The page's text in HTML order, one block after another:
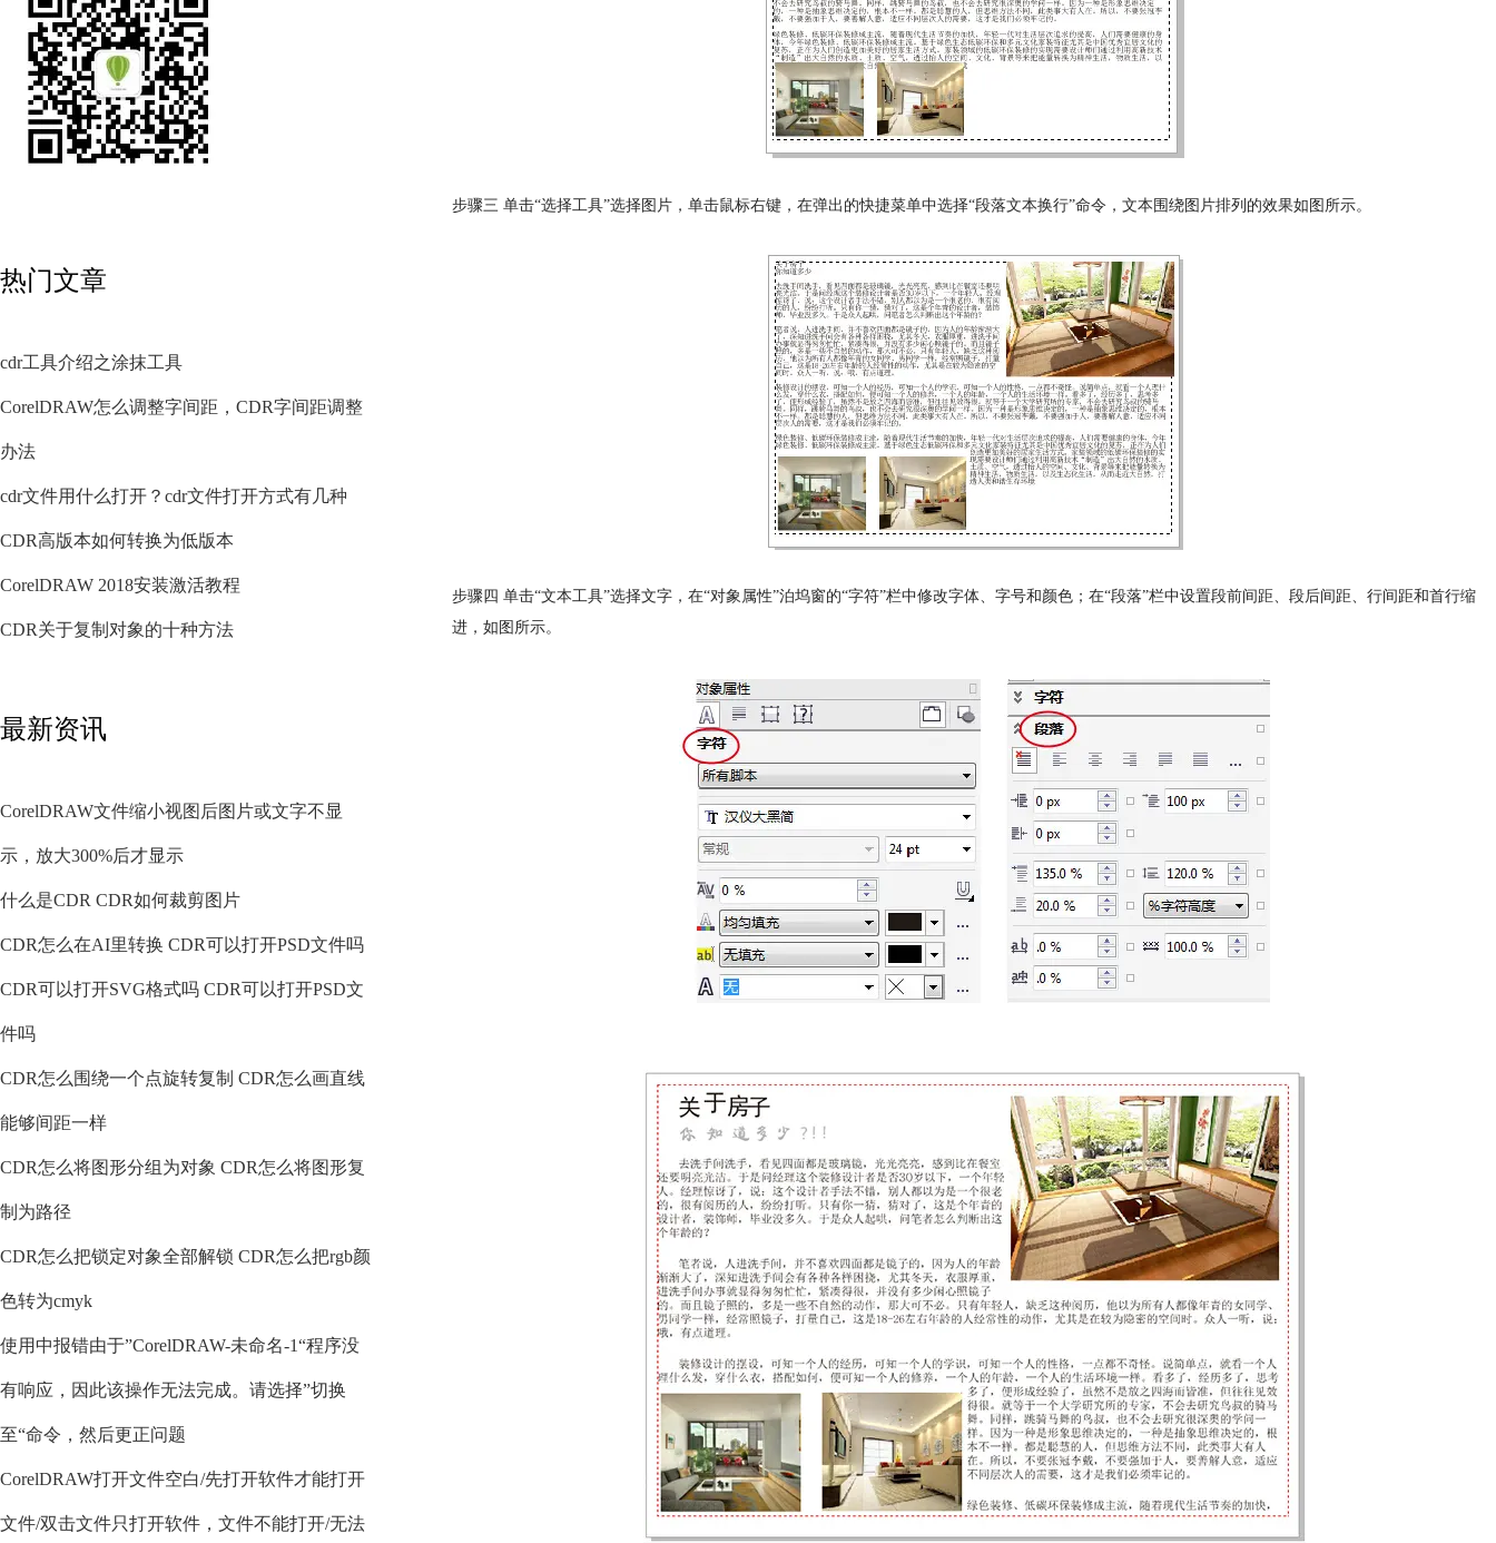
热门文章
cdr工具介绍之涂抹工具
CorelDRAW怎么调整字间距，CDR字间距调整
办法
cdr文件用什么打开？cdr文件打开方式有几种
CDR高版本如何转换为低版本
CorelDRAW 2018安装激活教程
CDR关于复制对象的十种方法
最新资讯
CorelDRAW文件缩小视图后图片或文字不显
示，放大300%后才显示
什么是CDR CDR如何裁剪图片
CDR怎么在AI里转换 CDR可以打开PSD文件吗
CDR可以打开SVG格式吗 CDR可以打开PSD文
件吗
CDR怎么围绕一个点旋转复制 CDR怎么画直线
能够间距一样
CDR怎么将图形分组为对象 CDR怎么将图形复
制为路径
CDR怎么把锁定对象全部解锁 CDR怎么把rgb颜
色转为cmyk
使用中报错由于”CorelDRAW-未命名-1“程序没
有响应，因此该操作无法完成。请选择”切换
至“命令，然后更正问题
CorelDRAW打开文件空白/先打开软件才能打开
文件/双击文件只打开软件，文件不能打开/无法
步骤三 单击“选择工具”选择图片，单击鼠标右键，在弹出的快捷菜单中选择“段落文本换行”命令，文本围绕图片排列的效果如图所示。
步骤四 单击“文本工具”选择文字，在“对象属性”泊坞窗的“字符”栏中修改字体、字号和颜色；在“段落”栏中设置段前间距、段后间距、行间距和首行缩
进，如图所示。